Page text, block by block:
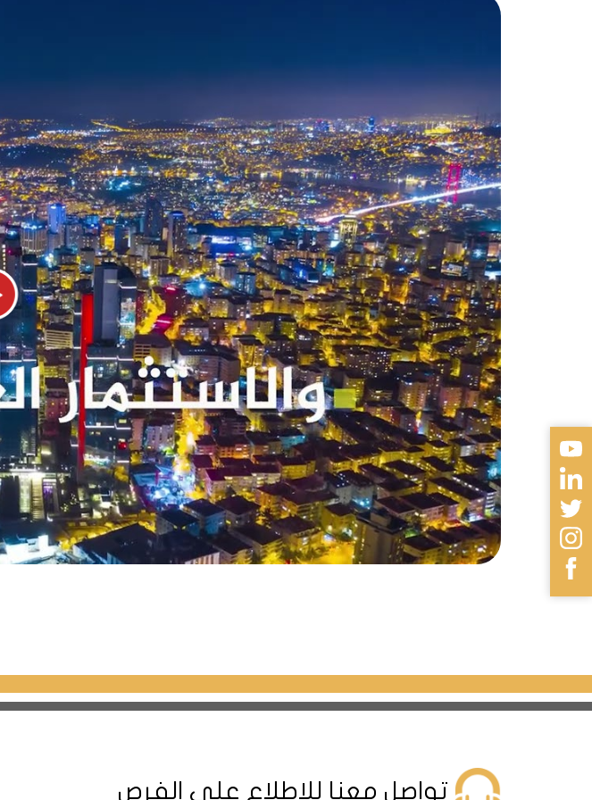
رحلة إلى بغداد عام 1908 بعد أن
وسميت المحطة تيمناً بحيدر باشا والذي كان يعد من
وإخلاصه.
شارع بغداد:
كم، أما أهم ما يُميّز الشارع هو أنه يُوازي سواحل بحر مرمرة
والمطاعم المتنوعة، ويُعد من أهم شوارع منطقة
وخدمات مميزة.
شارع المظلات:
يقع شارع المظلات ضمن حيٍّ شعبي في منطقة
التنوعة، وقد تم ابتكار الفكرة من أجل حماية المارة
أيضاً محلياً باسم شارع بالون كاديكوي اسطنبول أو
ووتر جاردن:
يُعد مركز ووتر جاردن أحد أهم مراكز التسوّق الرائدة
خلال بناء ضخم يضم عدد هائل من المحال التجارية
ويضم
بوستانجي لونا بارك
تواصل معنا للإطلاع على الفرص